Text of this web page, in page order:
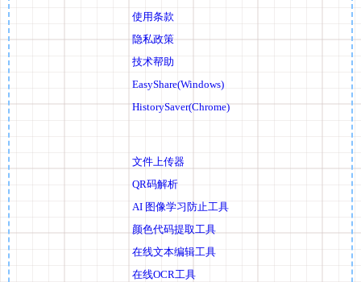
使用条款
隐私政策
技术帮助
EasyShare(Windows)
HistorySaver(Chrome)
文件上传器
QR码解析
AI 图像学习防止工具
颜色代码提取工具
在线文本编辑工具
在线OCR工具